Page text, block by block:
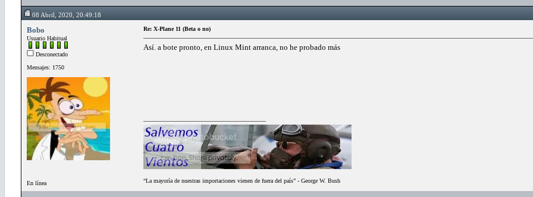
08 Abril, 2020, 20:49:18
Bobo
Usuario Habitual
Desconectado
Mensajes: 1750
En línea
Re: X-Plane 11 (Beta o no)
Así. a bote pronto, en Linux Mint arranca, no he probado más
“La mayoría de nuestras importaciones vienen de fuera del país” - George W. Bush